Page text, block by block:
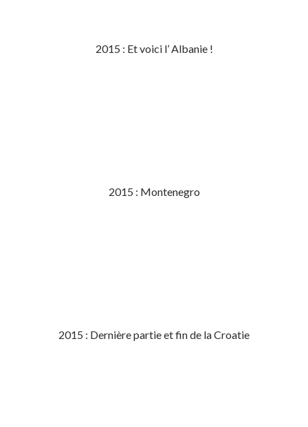
2015 : Et voici l’ Albanie !
2015 : Montenegro
2015 : Dernière partie et fin de la Croatie